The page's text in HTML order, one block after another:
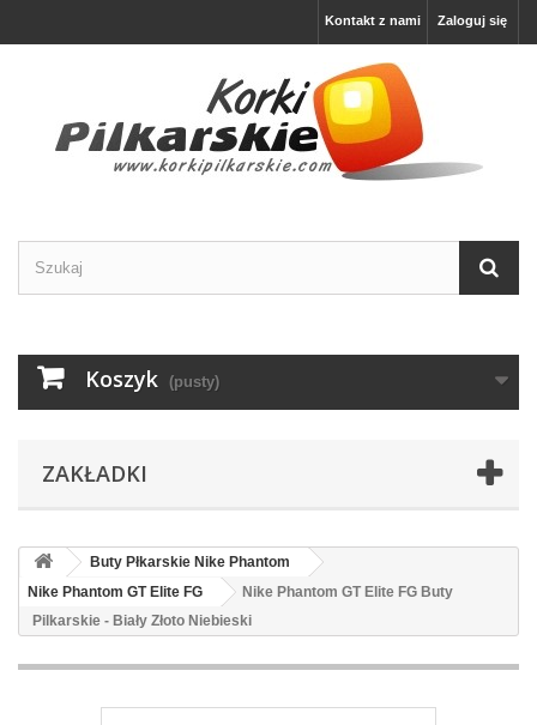
Zaloguj się
Kontakt z nami
Koszyk (pusty)
ZAKŁADKI
Buty Płkarskie Nike Phantom
Nike Phantom GT Elite FG
Nike Phantom GT Elite FG Buty
Pilkarskie - Biały Złoto Niebieski